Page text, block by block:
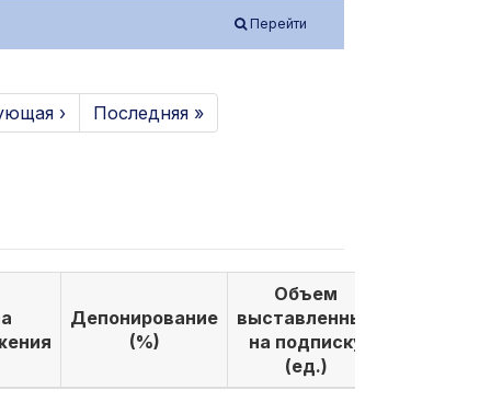
Перейти
› Последняя »
Депонирование
(%)
Объем
выставленных
на подписку
(ед.)